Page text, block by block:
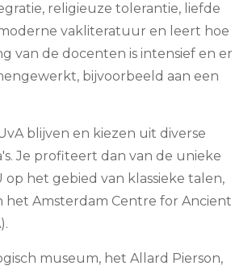
religieuze tolerantie, liefde
vakliteratuur en leert hoe
van de docenten is intensief en er
bijvoorbeeld aan een
blijven en kiezen uit diverse
Je profiteert dan van de unieke
het gebied van klassieke talen,
het Amsterdam Centre for Ancient
museum, het Allard Pierson,